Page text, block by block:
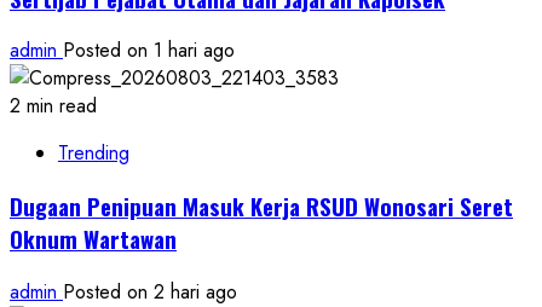
admin Posted on 1 hari ago
2 min read
Trending
Dugaan Penipuan Masuk Kerja RSUD Wonosari Seret
Oknum Wartawan
admin Posted on 2 hari ago